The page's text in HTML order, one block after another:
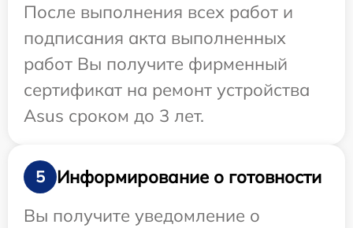
После выполнения всех работ и
подписания акта выполненных
работ Вы получите фирменный
сертификат на ремонт устройства
Asus сроком до 3 лет.
5
Информирование о готовности
Вы получите уведомление о